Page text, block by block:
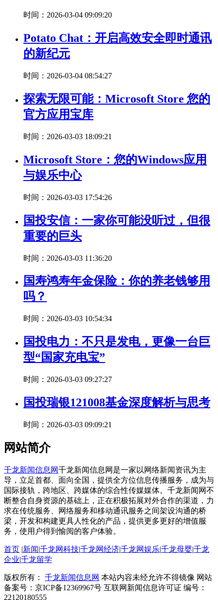
时间：2026-03-04 09:09:20
Potato Chat：开启高效安全即时通讯
的新纪元
时间：2026-03-04 08:54:27
探索无限可能：Microsoft Store 您的
官方应用宝库
时间：2026-03-03 18:09:21
Microsoft Store：您的Windows应用
与娱乐中心
时间：2026-03-03 17:54:26
国投安信：一家你可能没听过，但很
重要的巨头
时间：2026-03-03 11:36:20
国寿鸿寿年金保险：你的养老钱够用
吗？
时间：2026-03-03 10:54:34
国投电力：不只是发电，更像一台巨
型“国家充电宝”
时间：2026-03-03 09:27:27
国投瑞银121008基金深度解析与思考
时间：2026-03-03 09:09:21
网站简介
千龙新闻信息网千龙新闻信息网是一家以网络新闻资讯为主
导，立足首都、面向全国，提供全方位信息传播服务，成为与
国际接轨，跨地区、跨媒体的综合性传媒媒体。千龙新闻网不
断整合自身资源的基础上，正在积极拓展对外合作的渠道，力
求在传统服务、网络服务和移动通讯服务之间架设沟通的桥
梁，开发和构建更具人性化的产品，提供更多更好的增值服
务，使用户得到愉阅的客户体验。
首页 |新闻|千龙网科技|千龙网经济|千龙网娱乐|千龙母婴|千龙
企业|千龙留学
版权所有： 千龙新闻信息网 本站内容未经允许不得镜像 网站
备案号：京ICP备12369967号 互联网新闻信息许可证 编号：
22120180555